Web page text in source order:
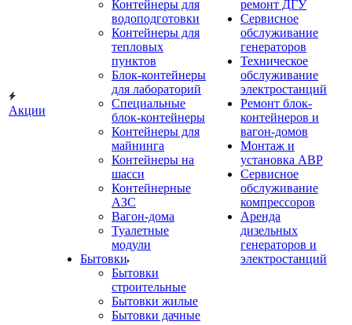
Акции
Контейнеры для
водоподготовки
Контейнеры для
тепловых
пунктов
Блок-контейнеры
для лабораторий
Специальные
блок-контейнеры
Контейнеры для
майнинга
Контейнеры на
шасси
Контейнерные
АЗС
Вагон-дома
Туалетные
модули
Бытовки
Бытовки
строительные
Бытовки жилые
Бытовки дачные
ремонт ДГУ
Сервисное
обслуживание
генераторов
Техническое
обслуживание
электростанций
Ремонт блок-
контейнеров и
вагон-домов
Монтаж и
установка АВР
Сервисное
обслуживание
компрессоров
Аренда
дизельных
генераторов и
электростанций